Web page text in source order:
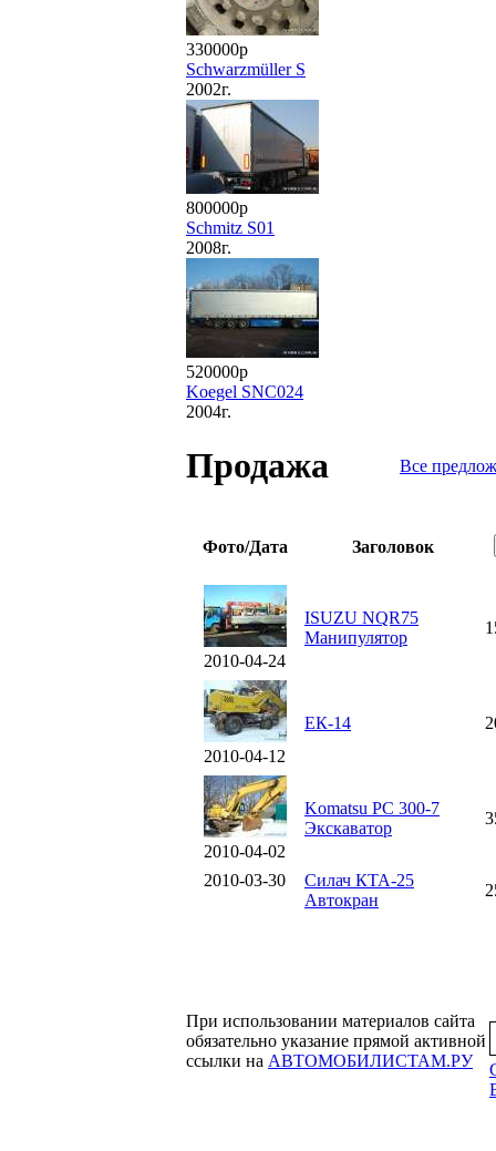
330000р
Schwarzmüller S
2002г.
800000р
Schmitz S01
2008г.
520000р
Koegel SNC024
2004г.
Продажа Все
Фото/Дата Заголовок
2010-04-24
ISUZU NQR75
Манипулятор
2010-04-12
ЕК-14
2010-04-02
Komatsu PC 300-7
Экскаватор
2010-03-30
Силач КТА-25
Автокран
При использовании материалов сайта
обязательно указание прямой активной
ссылки на АВТОМОБИЛИСТАМ.РУ